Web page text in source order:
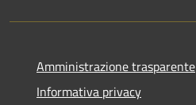
Amministrazione trasparente
Informativa privacy